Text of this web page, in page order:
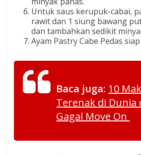
Untuk saus kerupuk-cabai,
rawit dan 1 siung bawang
dan tambahkan sedikit
Ayam Pastry Cabe Pedas
Baca juga: 10
Terenak di Dunia
Gagal Move On